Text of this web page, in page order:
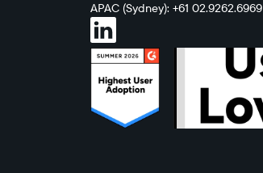
APAC (Sydney): +61 02.9262.6969